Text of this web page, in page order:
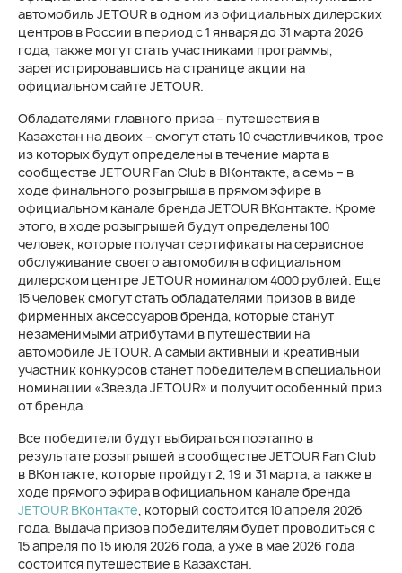
автомобиль JETOUR в одном из официальных дилерских
центров в России в период с 1 января до 31 марта 2026
года, также могут стать участниками программы,
зарегистрировавшись на странице акции на
официальном сайте JETOUR.
Обладателями главного приза – путешествия в
Казахстан на двоих – смогут стать 10 счастливчиков, трое
из которых будут определены в течение марта в
сообществе JETOUR Fan Club в ВКонтакте, а семь – в
ходе финального розыгрыша в прямом эфире в
официальном канале бренда JETOUR ВКонтакте. Кроме
этого, в ходе розыгрышей будут определены 100
человек, которые получат сертификаты на сервисное
обслуживание своего автомобиля в официальном
дилерском центре JETOUR номиналом 4000 рублей. Еще
15 человек смогут стать обладателями призов в виде
фирменных аксессуаров бренда, которые станут
незаменимыми атрибутами в путешествии на
автомобиле JETOUR. А самый активный и креативный
участник конкурсов станет победителем в специальной
номинации «Звезда JETOUR» и получит особенный приз
от бренда.
Все победители будут выбираться поэтапно в
результате розыгрышей в сообществе JETOUR Fan Club
в ВКонтакте, которые пройдут 2, 19 и 31 марта, а также в
ходе прямого эфира в официальном канале бренда
JETOUR ВКонтакте, который состоится 10 апреля 2026
года. Выдача призов победителям будет проводиться с
15 апреля по 15 июля 2026 года, а уже в мае 2026 года
состоится путешествие в Казахстан.